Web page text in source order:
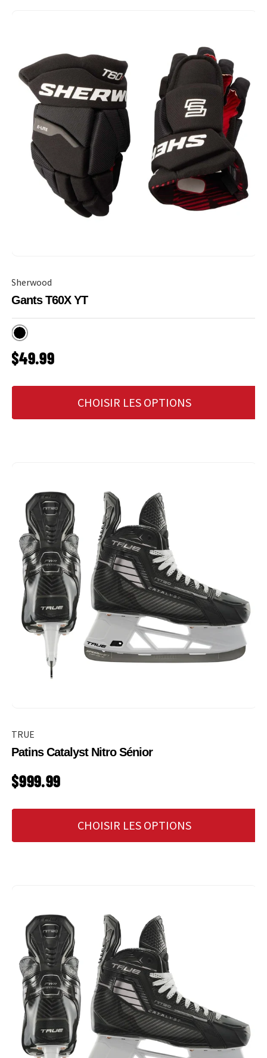
Sherwood
Gants T60X YT
Noir
PRIX HABITUEL
$49.99
CHOISIR LES OPTIONS
TRUE
Patins Catalyst Nitro Sénior
PRIX HABITUEL
$999.99
CHOISIR LES OPTIONS